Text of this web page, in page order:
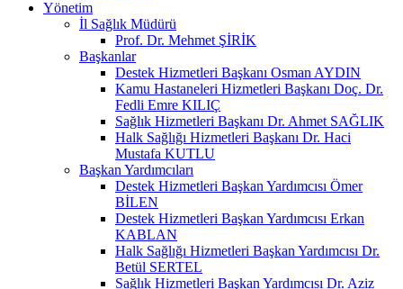
Yönetim
İl Sağlık Müdürü
Prof. Dr. Mehmet ŞİRİK
Başkanlar
Destek Hizmetleri Başkanı Osman AYDIN
Kamu Hastaneleri Hizmetleri Başkanı Doç. Dr.
Fedli Emre KILIÇ
Sağlık Hizmetleri Başkanı Dr. Ahmet SAĞLIK
Halk Sağlığı Hizmetleri Başkanı Dr. Haci
Mustafa KUTLU
Başkan Yardımcıları
Destek Hizmetleri Başkan Yardımcısı Ömer
BİLEN
Destek Hizmetleri Başkan Yardımcısı Erkan
KABLAN
Halk Sağlığı Hizmetleri Başkan Yardımcısı Dr.
Betül SERTEL
Sağlık Hizmetleri Başkan Yardımcısı Dr. Aziz